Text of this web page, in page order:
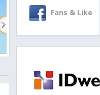
Fans & Like